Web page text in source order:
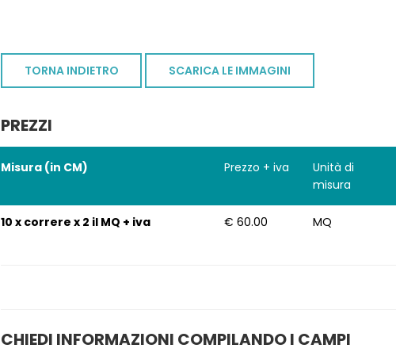
TORNA INDIETRO SCARICA LE IMMAGINI
PREZZI
Misura (in CM) Prezzo + iva
Unità di
misura
10 x correre x 2 il MQ + iva € 60.00 MQ
CHIEDI INFORMAZIONI COMPILANDO I CAMPI